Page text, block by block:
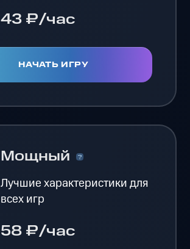
43 ₽/час
НАЧАТЬ ИГРУ
Мощный
Лучшие характеристики для
всех игр
58 ₽/час